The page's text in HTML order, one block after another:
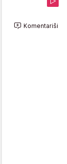
Komentariši